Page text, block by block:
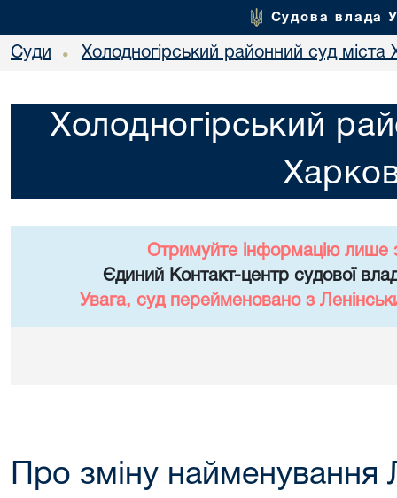
Судова влада
Суди • Холодногірський районний суд міста
Холодногірський
Отримуйте інформацію лише
Єдиний Контакт-центр судової
Увага, суд перейменовано з
Про зміну найменування